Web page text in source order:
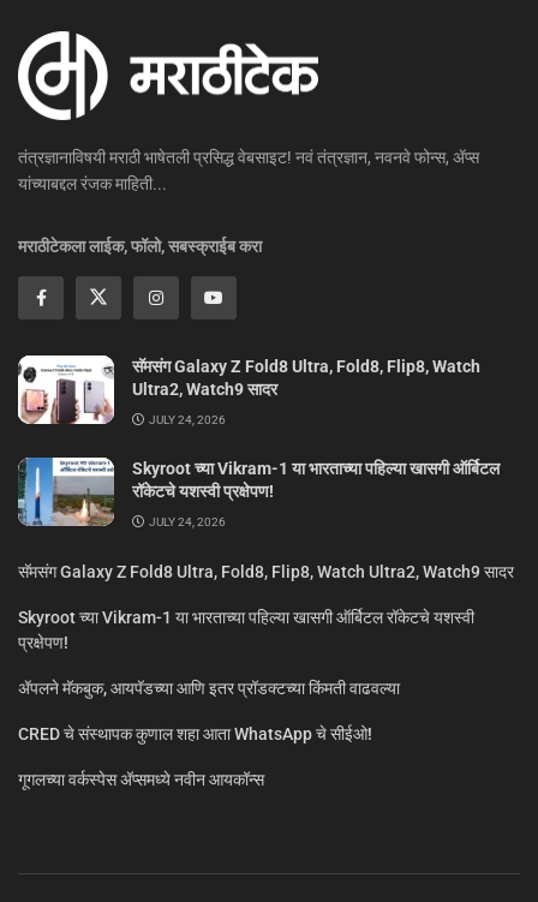
तंत्रज्ञानाविषयी मराठी भाषेतली प्रसिद्ध वेबसाइट! नवं तंत्रज्ञान, नवनवे फोन्स, ॲप्स
यांच्याबद्दल रंजक माहिती...
मराठीटेकला लाईक, फॉलो, सबस्क्राईब करा
सॅमसंग Galaxy Z Fold8 Ultra, Fold8, Flip8, Watch
Ultra2, Watch9 सादर
JULY 24, 2026
Skyroot च्या Vikram-1 या भारताच्या पहिल्या खासगी ऑर्बिटल
रॉकेटचे यशस्वी प्रक्षेपण!
JULY 24, 2026
सॅमसंग Galaxy Z Fold8 Ultra, Fold8, Flip8, Watch Ultra2, Watch9 सादर
Skyroot च्या Vikram-1 या भारताच्या पहिल्या खासगी ऑर्बिटल रॉकेटचे यशस्वी
प्रक्षेपण!
ॲपलने मॅकबुक, आयपॅडच्या आणि इतर प्रॉडक्टच्या किंमती वाढवल्या
CRED चे संस्थापक कुणाल शहा आता WhatsApp चे सीईओ!
गूगलच्या वर्कस्पेस अ‍ॅप्समध्ये नवीन आयकॉन्स